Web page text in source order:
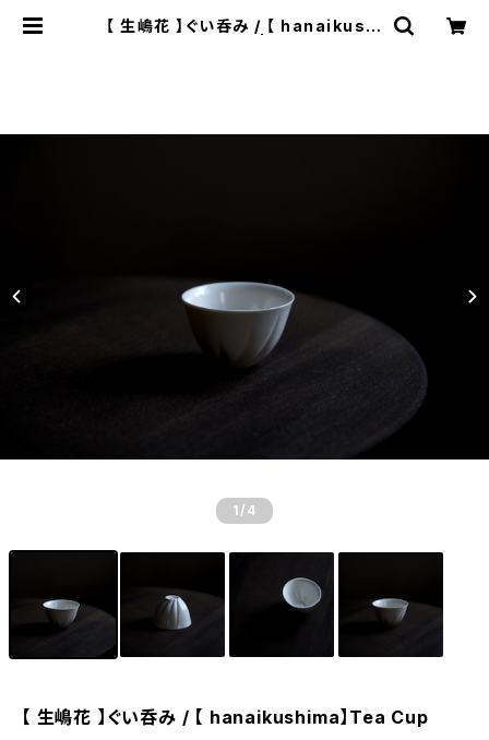
【 生嶋花 】ぐい呑み / 【 hanaikushi
1 /4
【 生嶋花 】ぐい呑み / 【 hanaikushima】Tea Cup